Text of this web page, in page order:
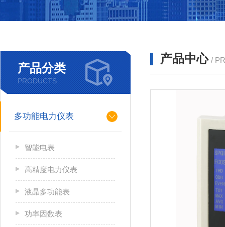
产品分类
PRODUCTS
多功能电力仪表
智能电表
高精度电力仪表
液晶多功能表
功率因数表
产品中心 /